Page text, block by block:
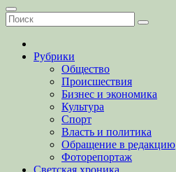
Рубрики
Общество
Происшествия
Бизнес и экономика
Культура
Спорт
Власть и политика
Обращение в редакцию
Фоторепортаж
Светская хроника